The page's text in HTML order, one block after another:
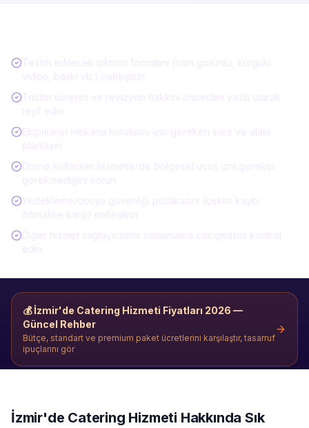
💰İzmir'de Catering Hizmeti Fiyatları 2026 —
Güncel Rehber
Bütçe, standart ve premium paket ücretlerini karşılaştır, tasarruf
ipuçlarını gör
İzmir'de Catering Hizmeti Hakkında Sık